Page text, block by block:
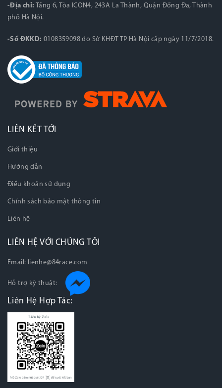
-Địa chỉ: Tầng 6, Tòa ICON4, 243A La Thành, Quận Đống Đa, Thành
phố Hà Nội.
-Số ĐKKD: 0108359098 do Sở KHĐT TP Hà Nội cấp ngày 11/7/2018.
LIÊN KẾT TỚI
Giới thiệu
Hướng dẫn
Điều khoản sử dụng
Chính sách bảo mật thông tin
Liên hệ
LIÊN HỆ VỚI CHÚNG TÔI
Email: lienhe@84race.com
Hỗ trợ kỹ thuật:
Liên Hệ Hợp Tác: